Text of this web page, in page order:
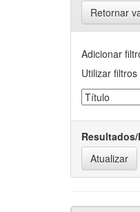
Retornar
Adicionar
Utilizar